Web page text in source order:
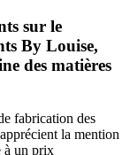
sur le
By Louise,
des matières
fabrication des
la mention
à un prix